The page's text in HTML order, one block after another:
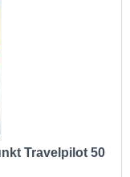
Travelpilot 50